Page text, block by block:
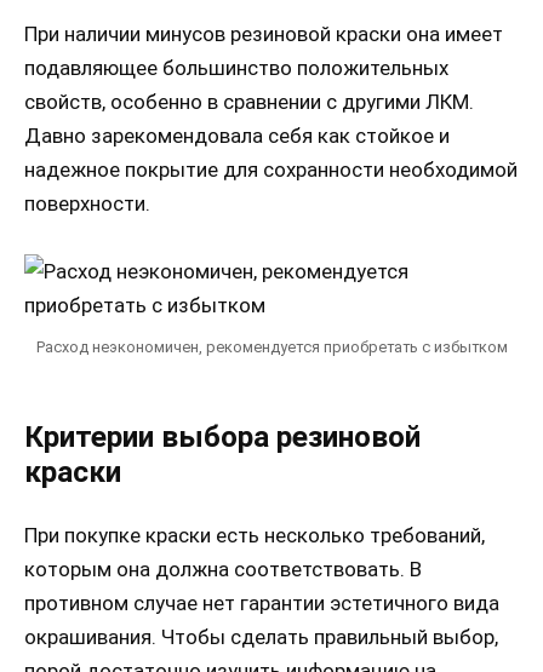
При наличии минусов резиновой краски она имеет
подавляющее большинство положительных
свойств, особенно в сравнении с другими ЛКМ.
Давно зарекомендовала себя как стойкое и
надежное покрытие для сохранности необходимой
поверхности.
Расход неэкономичен, рекомендуется приобретать с избытком
Критерии выбора резиновой
краски
При покупке краски есть несколько требований,
которым она должна соответствовать. В
противном случае нет гарантии эстетичного вида
окрашивания. Чтобы сделать правильный выбор,